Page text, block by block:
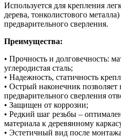
Используется для крепления
дерева, тонколистового
предварительного сверления.
Преимущества:
• Прочность и долговечность:
углеродистая сталь;
• Надежность, статичность
• Острый наконечник позволяет
предварительного сверления
• Защищен от коррозии;
• Редкий шаг резьбы –
материала к деревянному
• Эстетичный вид после